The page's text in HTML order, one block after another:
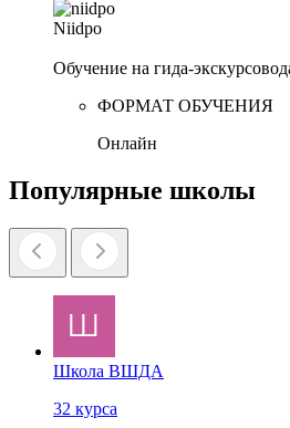
Niidpo
Обучение на гида-
ФОРМАТ ОБУЧЕНИЯ
Онлайн
Популярные школы
Школа ВШДА
32 курса